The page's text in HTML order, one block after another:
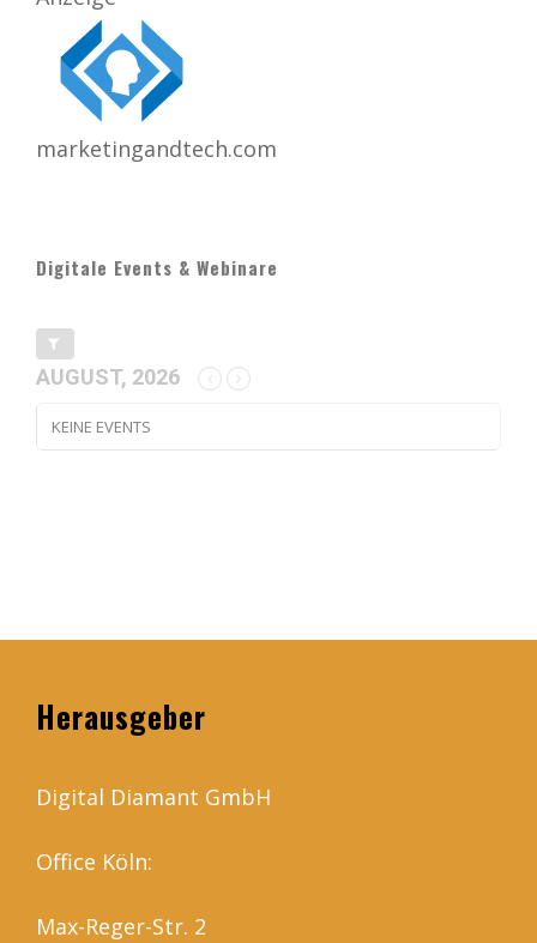
marketingandtech.com
Digitale Events & Webinare
AUGUST, 2026
KEINE EVENTS
Herausgeber
Digital Diamant GmbH
Office Köln:
Max-Reger-Str. 2